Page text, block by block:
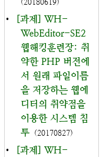
(20180619)
•
[과제] WH-
WebEditor-SE2
웹해킹훈련장: 취
약한 PHP 버전에
서 원래 파일이름
을 저장하는 웹에
디터의 취약점을
이용한 시스템 침
투 (20170827)
•
[과제] WH-